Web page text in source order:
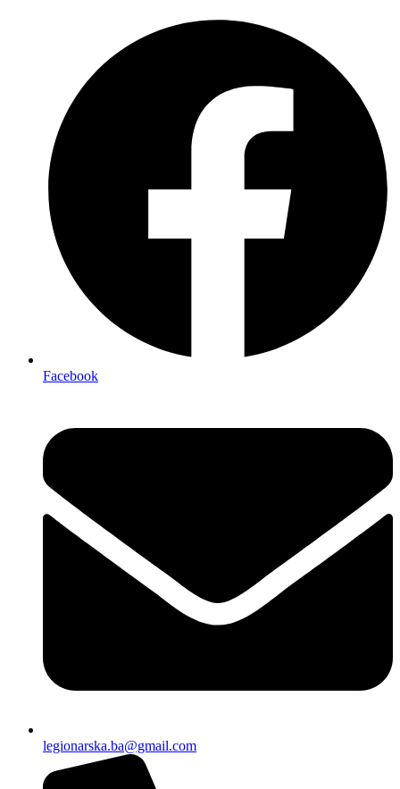
Facebook
legionarska.ba@gmail.com